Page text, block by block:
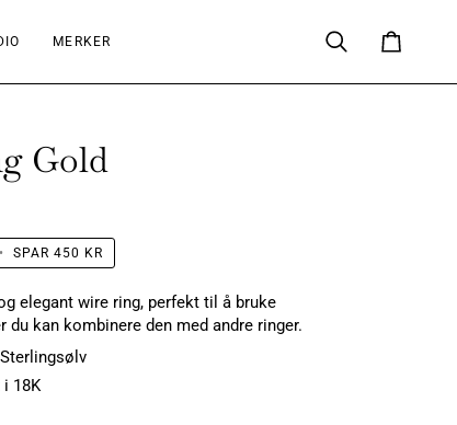
MERKER
Søk
Gold
• SPAR 450 KR
elegant wire ring, perfekt til å bruke
du kan kombinere den med andre ringer.
i 18K